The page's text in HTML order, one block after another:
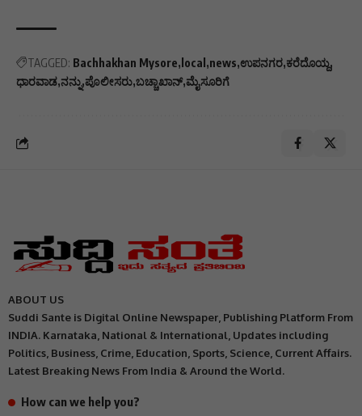
TAGGED: Bachhakhan Mysore local news ಉಪನಗರ ಕರೆದೊಯ್ದ
ಧಾರವಾಡ ನನ್ನು ಪೊಲೀಸರು ಬಚ್ಚಾಖಾನ್ ಮೈಸೂರಿಗೆ
ABOUT US
Suddi Sante is Digital Online Newspaper, Publishing Platform From
INDIA. Karnataka, National & International, Updates including
Politics, Business, Crime, Education, Sports, Science, Current Affairs.
Latest Breaking News From India & Around the World.
How can we help you?